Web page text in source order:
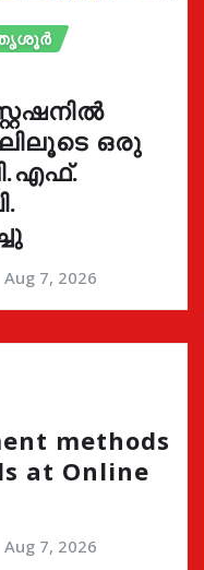
ഒരു
Aug 7, 2026
methods
at Online
Aug 7, 2026